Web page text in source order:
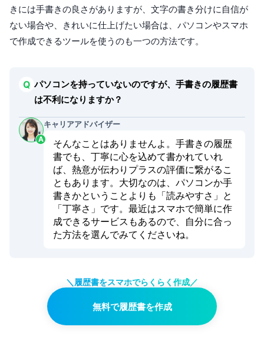
きには手書きの良さがありますが、文字の書き分けに自信が
ない場合や、きれいに仕上げたい場合は、パソコンやスマホ
で作成できるツールを使うのも一つの方法です。
パソコンを持っていないのですが、手書きの履歴書
は不利になりますか？
キャリアアドバイザー
そんなことはありませんよ。手書きの履歴
書でも、丁寧に心を込めて書かれていれ
ば、熱意が伝わりプラスの評価に繋がるこ
ともあります。大切なのは、パソコンか手
書きかということよりも「読みやすさ」と
「丁寧さ」です。最近はスマホで簡単に作
成できるサービスもあるので、自分に合っ
た方法を選んでみてくださいね。
＼履歴書をスマホでらくらく作成／
無料で履歴書を作成